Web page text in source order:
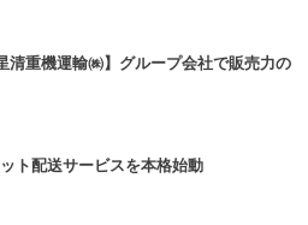
清重機運輸㈱】グループ会社で販売力の
ト配送サービスを本格始動